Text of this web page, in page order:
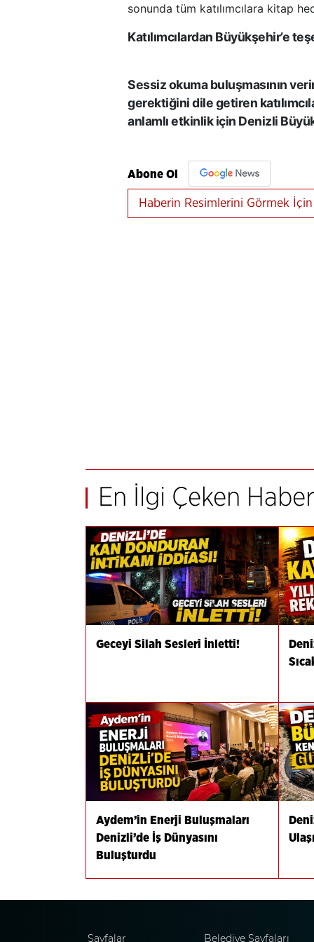
sonunda tüm katılımcılara kitap
Katılımcılardan Büyükşehir’e
Sessiz okuma buluşmasının
gerektiğini dile getiren
anlamlı etkinlik için Denizli
Abone Ol
Haberin Resimlerini Görmek İçin
En İlgi Çeken
Geceyi Silah Sesleri İnletti!
Aydem’in Enerji Buluşmaları
Denizli’de İş Dünyasını
Buluşturdu
Sayfalar Belediye Sayfaları